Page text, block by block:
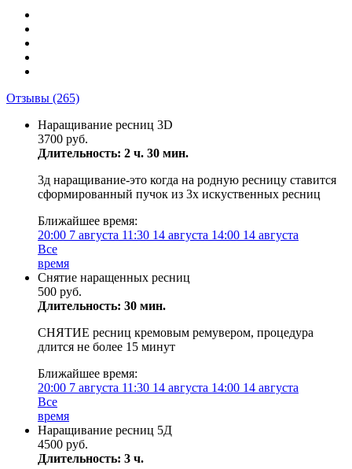
Отзывы (265)
Наращивание ресниц 3D
3700 руб.
Длительность: 2 ч. 30 мин.
3д наращивание-это когда на родную ресницу ставится
сформированный пучок из 3х искуственных ресниц
Ближайшее время:
20:00 7 августа 11:30 14 августа 14:00 14 августа
Все
время
Снятие наращенных ресниц
500 руб.
Длительность: 30 мин.
СНЯТИЕ ресниц кремовым ремувером, процедура
длится не более 15 минут
Ближайшее время:
20:00 7 августа 11:30 14 августа 14:00 14 августа
Все
время
Наращивание ресниц 5Д
4500 руб.
Длительность: 3 ч.